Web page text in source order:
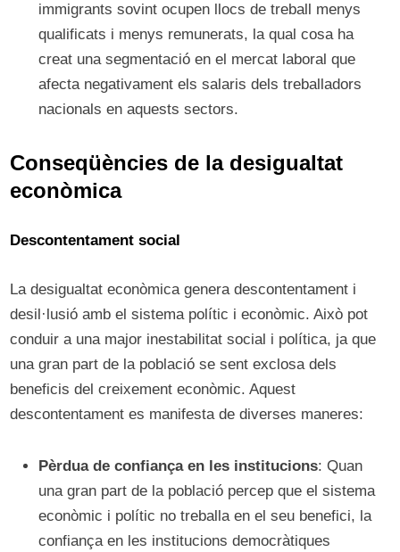
immigrants sovint ocupen llocs de treball menys
qualificats i menys remunerats, la qual cosa ha
creat una segmentació en el mercat laboral que
afecta negativament els salaris dels treballadors
nacionals en aquests sectors.
Conseqüències de la desigualtat
econòmica
Descontentament social
La desigualtat econòmica genera descontentament i
desil·lusió amb el sistema polític i econòmic. Això pot
conduir a una major inestabilitat social i política, ja que
una gran part de la població se sent exclosa dels
beneficis del creixement econòmic. Aquest
descontentament es manifesta de diverses maneres:
Pèrdua de confiança en les institucions: Quan
una gran part de la població percep que el sistema
econòmic i polític no treballa en el seu benefici, la
confiança en les institucions democràtiques